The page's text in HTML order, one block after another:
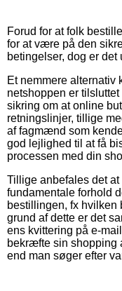
Forud for at folk
for at være på den
betingelser, dog er
Et nemmere
netshoppen er
sikring om at online
retningslinjer, tillige
af fagmænd som
god lejlighed til at få
processen med din
Tillige anbefales det
fundamentale forhold
bestillingen, fx hvilken
grund af dette er det
ens kvittering på e-
bekræfte sin shopping
end man søger efter